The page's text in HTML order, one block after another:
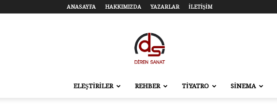
ANASAYFA HAKKIMIZDA YAZARLAR İLETİŞİM
Diren
Sanat
–
Tiyatro,
Sahne
ELEŞTİRİLER REHBER TİYATRO SİNEMA